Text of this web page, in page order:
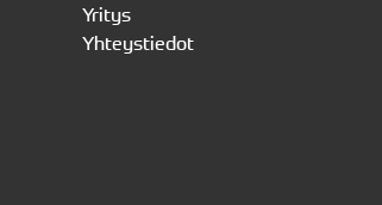
Yritys
Yhteystiedot